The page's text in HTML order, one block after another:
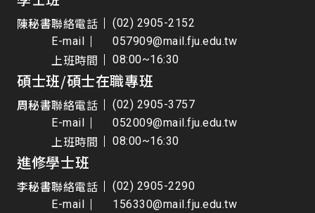
陳秘書聯絡電話
(02) 2905-2152
E-mail
057909@mail.fju.edu.tw
上班時間 08:00~16:30
碩士班/碩士在職專班
周秘書聯絡電話
(02) 2905-3757
E-mail
052009@mail.fju.edu.tw
上班時間 08:00~16:30
進修學士班
李秘書聯絡電話
(02) 2905-2290
E-mail
156330@mail.fju.edu.tw